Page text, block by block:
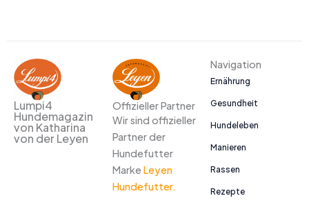
Lumpi4
Hundemagazin
von Katharina
von der Leyen
Offizieller Partner
Wir sind offizieller
Partner der
Hundefutter
Marke Leyen
Hundefutter.
Navigation
Ernährung
Gesundheit
Hundeleben
Manieren
Rassen
Rezepte